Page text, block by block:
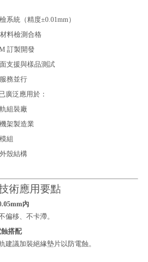
系統（精度±0.01mm）
料檢測合格
訂製開發
支援與樣品測試
務並行
廣泛應用於：
組裝廠
架製造業
組
殼結構
術應用要點
內
偏移、不卡滯。
搭配
建議加裝絕緣墊片以防電蝕。